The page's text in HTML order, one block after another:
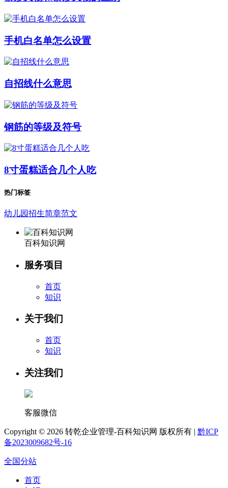
手机白名单怎么设置
自招线什么意思
钢筋的等级及符号
8寸蛋糕适合几个人吃
热门标签
幼儿园招生简章范文
百科知识网
服务项目
首页
知识
关于我们
首页
知识
关注我们
客服微信
Copyright © 2026 转乾企业管理-百科知识网 版权所有 | 黔ICP
备2023009682号-16
全国分站
首页